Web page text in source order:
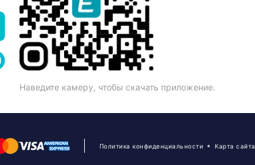
Наведите камеру, чтобы скачать приложение.
Политика конфиденциальности Карта сайта